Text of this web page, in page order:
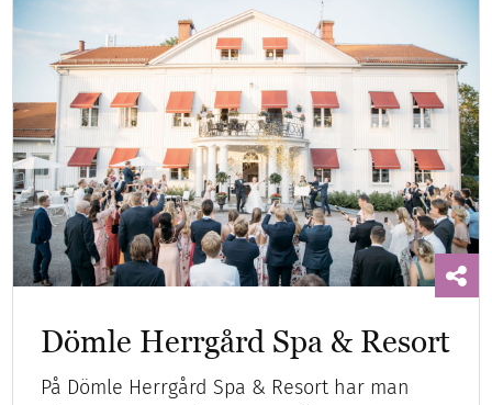
Dömle Herrgård Spa & Resort
På Dömle Herrgård Spa & Resort har man